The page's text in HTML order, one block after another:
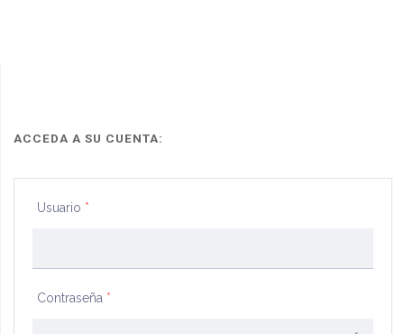
ACCEDA A SU CUENTA:
Usuario *
Contraseña *